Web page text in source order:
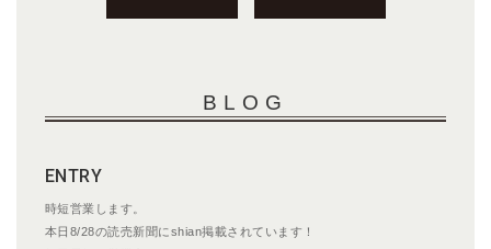
BLOG
ENTRY
時短営業します。
本日8/28の読売新聞にshian掲載されています！